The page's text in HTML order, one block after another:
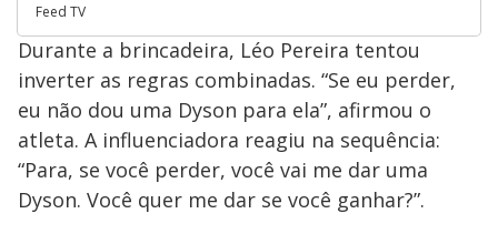
Feed TV
Durante a brincadeira, Léo Pereira tentou
inverter as regras combinadas. “Se eu perder,
eu não dou uma Dyson para ela”, afirmou o
atleta. A influenciadora reagiu na sequência:
“Para, se você perder, você vai me dar uma
Dyson. Você quer me dar se você ganhar?”.